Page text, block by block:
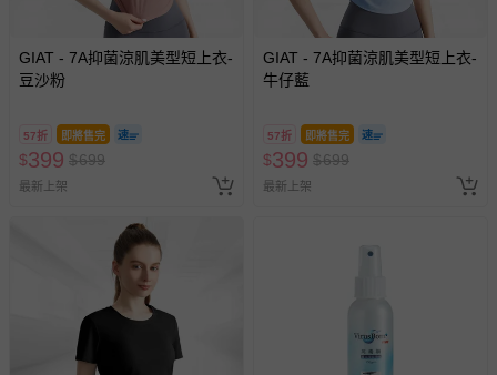
GIAT - 7A抑菌涼肌美型短上衣-
豆沙粉
57折 即將售完
$399 $699
最新上架
GIAT - 7A抑菌涼肌美型短上衣-
牛仔藍
57折 即將售完
$399 $699
最新上架